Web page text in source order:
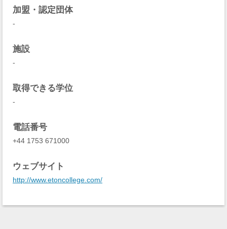
加盟・認定団体
-
施設
-
取得できる学位
-
電話番号
+44 1753 671000
ウェブサイト
http://www.etoncollege.com/